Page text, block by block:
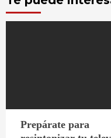
Prepárate para